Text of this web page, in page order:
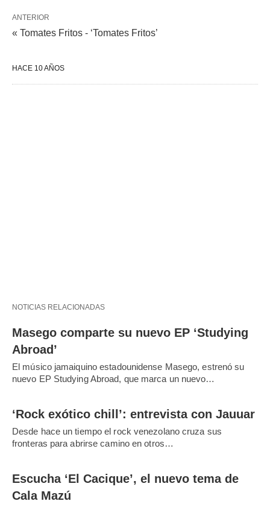
ANTERIOR
« Tomates Fritos - ‘Tomates Fritos’
HACE 10 AÑOS
NOTICIAS RELACIONADAS
Masego comparte su nuevo EP ‘Studying
Abroad’
El músico jamaiquino estadounidense Masego, estrenó su
nuevo EP Studying Abroad, que marca un nuevo…
‘Rock exótico chill’: entrevista con Jauuar
Desde hace un tiempo el rock venezolano cruza sus
fronteras para abrirse camino en otros…
Escucha ‘El Cacique’, el nuevo tema de
Cala Mazú